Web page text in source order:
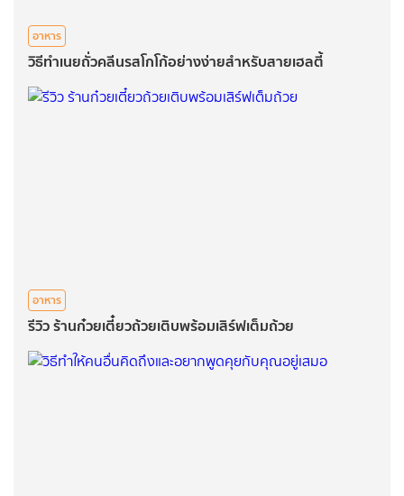
อาหาร
วิธีทำเนยถั่วคลีนรสโกโก้อย่างง่ายสำหรับสายเฮลตี้
อาหาร
รีวิว ร้านก๋วยเตี๋ยวถ้วยเติบพร้อมเสิร์ฟเต็มถ้วย